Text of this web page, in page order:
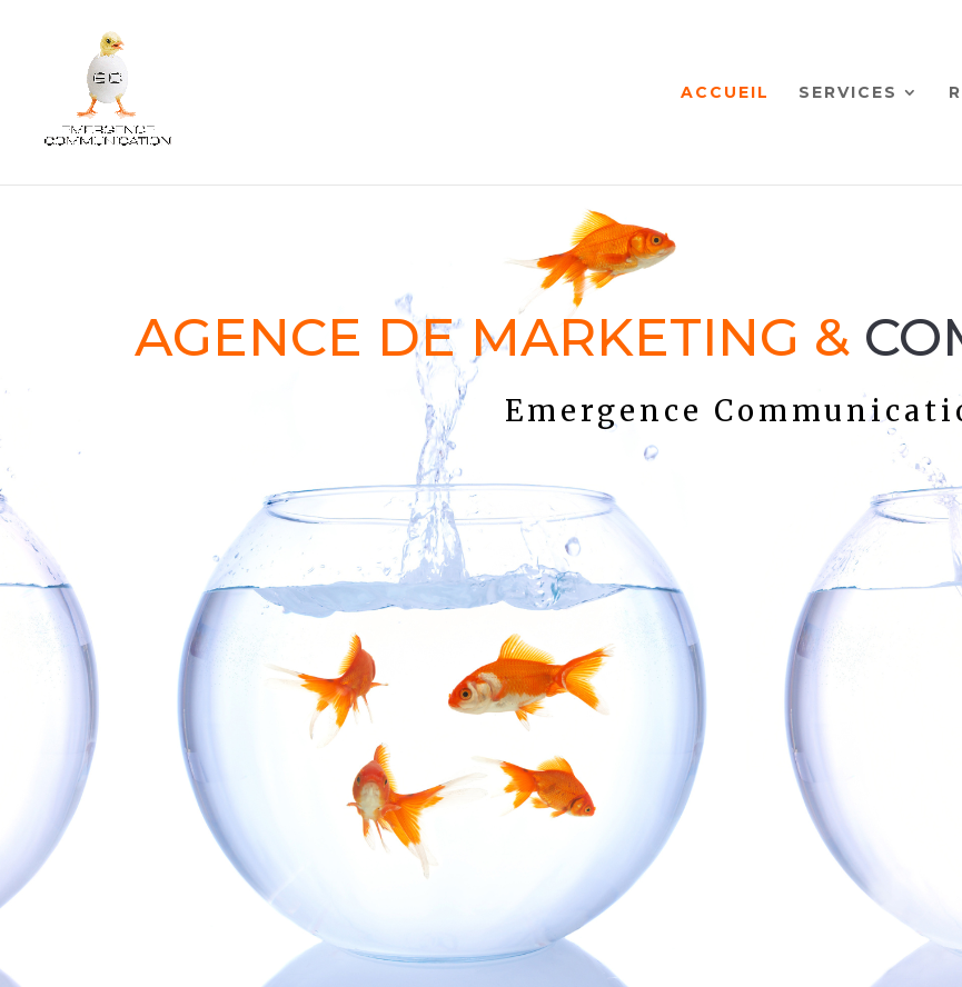
ACCUEIL SERVICES
AGENCE DE MARKETING &
Emergence